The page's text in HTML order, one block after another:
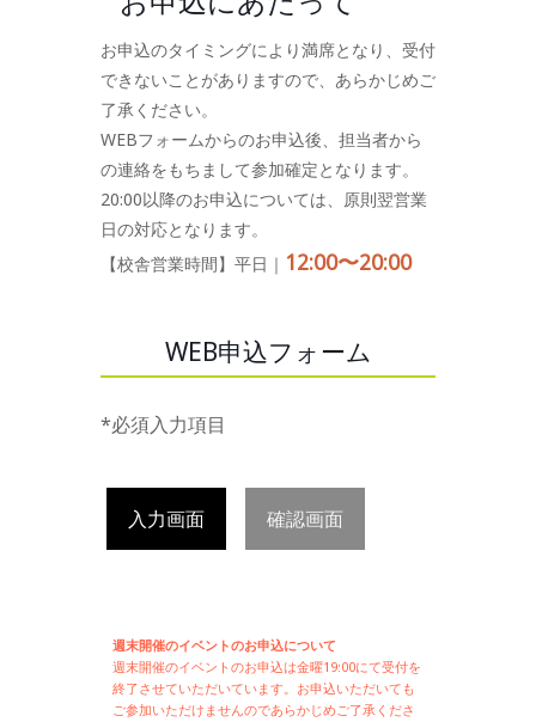
お申込のタイミングにより満席となり、受付
できないことがありますので、あらかじめご
了承ください。
WEBフォームからのお申込後、担当者から
の連絡をもちまして参加確定となります。
20:00以降のお申込については、原則翌営業
日の対応となります。
【校舎営業時間】平日｜ 12:00〜20:00
WEB申込フォーム
*必須入力項目
入力画面 確認画面
週末開催のイベントのお申込について
週末開催のイベントのお申込は金曜19:00にて受付を
終了させていただいています。お申込いただいても
ご参加いただけませんのであらかじめご了承くださ